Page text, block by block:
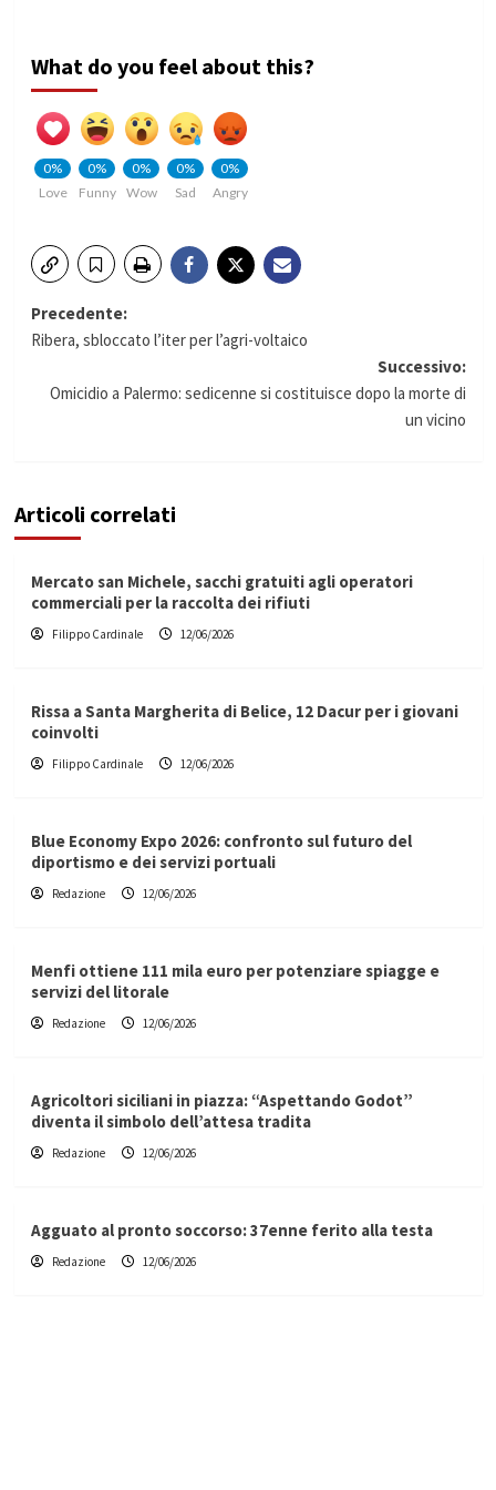
What do you feel about this?
0%
Love
0%
Funny
0%
Wow
0%
Sad
0%
Angry
Navigazione
articolo
Precedente:
Ribera, sbloccato l’iter per l’agri-voltaico
Successivo:
Omicidio a Palermo: sedicenne si costituisce dopo la morte di
un vicino
Articoli correlati
Mercato san Michele, sacchi gratuiti agli operatori
commerciali per la raccolta dei rifiuti
Filippo Cardinale 12/06/2026
Rissa a Santa Margherita di Belice, 12 Dacur per i giovani
coinvolti
Filippo Cardinale 12/06/2026
Blue Economy Expo 2026: confronto sul futuro del
diportismo e dei servizi portuali
Redazione 12/06/2026
Menfi ottiene 111 mila euro per potenziare spiagge e
servizi del litorale
Redazione 12/06/2026
Agricoltori siciliani in piazza: “Aspettando Godot”
diventa il simbolo dell’attesa tradita
Redazione 12/06/2026
Agguato al pronto soccorso: 37enne ferito alla testa
Redazione 12/06/2026